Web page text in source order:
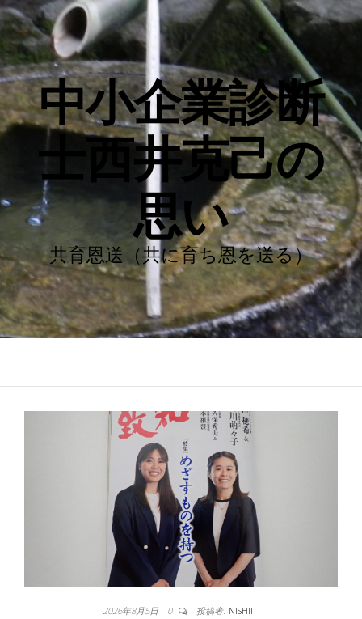
中小企業診断
士西井克己の
思い
共育恩送（共に育ち恩を送る）
2026年8月5日 0 投稿者: NISHII